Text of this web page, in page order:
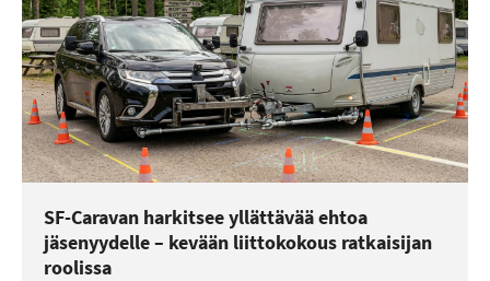
SF-Caravan harkitsee yllättävää ehtoa
jäsenyydelle – kevään liittokokous ratkaisijan
roolissa